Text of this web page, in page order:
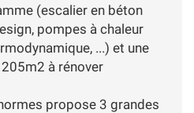
(escalier en béton
pompes à chaleur
...) et une
à rénover
propose 3 grandes